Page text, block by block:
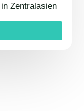
Zentralasien